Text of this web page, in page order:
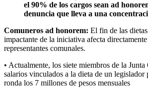
el 90% de los cargos sean ad
denuncia que lleva a una
Comuneros ad honorem: El fin de las
impactante de la iniciativa afecta
representantes comunales.
• Actualmente, los siete miembros de la
salarios vinculados a la dieta de un legislador
ronda los 7 millones de pesos mensuales